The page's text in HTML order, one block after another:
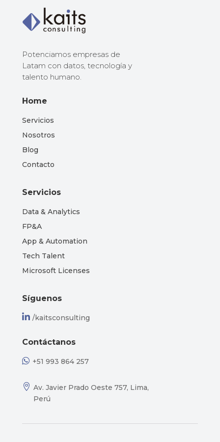
Potenciamos empresas de
Latam con datos, tecnología y
talento humano.
Home
Servicios
Nosotros
Blog
Contacto
Servicios
Data & Analytics
FP&A
App & Automation
Tech Talent
Microsoft Licenses
Síguenos
 /kaitsconsulting
Contáctanos
 +51 993 864 257
 Av. Javier Prado Oeste 757, Lima,
Perú